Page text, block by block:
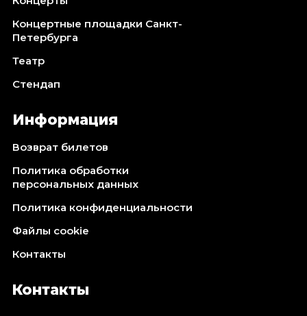
Концертные площадки Санкт-
Петербурга
Театр
Стендап
Информация
Возврат билетов
Политика обработки
персональных данных
Политика конфиденциальности
Файлы cookie
Контакты
Контакты